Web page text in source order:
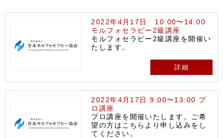
2022年4月17日 10:00〜14:00
モルフォセラピー2級講座
モルフォセラピー2級講座を開催い
たします。
詳細
2022年4月17日 9:00〜13:00 プ
ロ講座
プロ講座を開催いたします。ご希
望の方はこちらより申し込みをし
てください。